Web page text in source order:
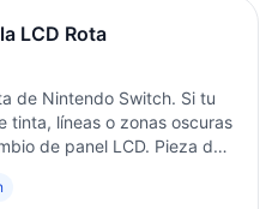
LCD Rota
de Nintendo Switch. Si tu
tinta, líneas o zonas oscuras
de panel LCD. Pieza de